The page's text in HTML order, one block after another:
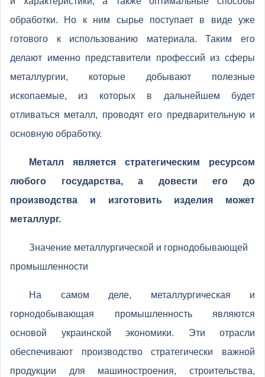
обработки. Но к ним сырье поступает в виде уже
готового к использованию материала. Таким его
делают именно представители профессий из сферы
металлургии, которые добывают полезные
ископаемые, из которых в дальнейшем будет
отливаться металл, проводят его предварительную и
основную обработку.
Металл является стратегическим ресурсом
любого государства, а довести его до
производства и изготовить изделия может
металлург.
Значение металлургической и горнодобывающей
промышленности
На самом деле, металлургическая и
горнодобывающая промышленность являются
основой украинской экономики. Эти отрасли
обеспечивают производство стратегически важной
продукции для машиностроения, строительства,